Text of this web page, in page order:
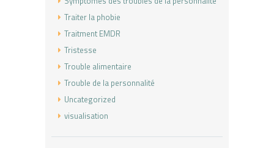
Traiter la phobie
Traitment EMDR
Tristesse
Trouble alimentaire
Trouble de la personnalité
Uncategorized
visualisation